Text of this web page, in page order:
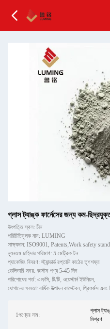
গ্লাস ট্যাঙ্ক ফার্নেসের জন্য কম-
উৎপত্তি স্থল: চীন
পরিচিতিমুলক নাম: LUMING
সাক্ষ্যদান: ISO9001, Patents,Work safety
ন্যূনতম চাহিদার পরিমাণ: 5 মেট্রিক টন
প্যাকেজিং বিবরণ: স্ট্যান্ডার্ড রপ্তানি কাঠের তৃণশয্যা
ডেলিভারি সময়: কাস্টম পণ্য 5-45 দিন
পরিশোধের শর্ত: এল/সি, টি/টি, ওয়েস্টার্ন ইউনিয়ন,
1পণ্যের নাম:
গ্লাস
মিশ্রণ